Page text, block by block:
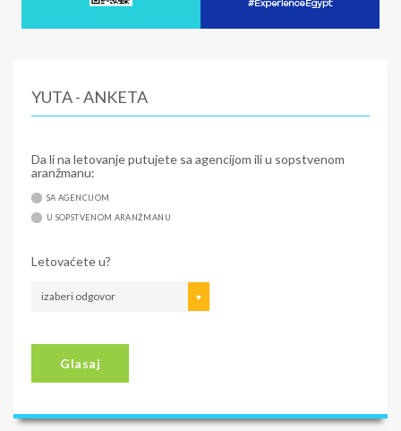
YUTA - ANKETA
Da li na letovanje putujete sa agencijom ili u sopstvenom
aranžmanu:
SA AGENCIJOM
U SOPSTVENOM ARANŽMANU
Letovaćete u?
izaberi odgovor
Glasaj